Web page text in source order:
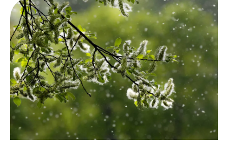
comment fonctionne la carte du risque
d’allergie au pollen ? Comment savoir si l’on
est allergique ? Et comment réagir ?